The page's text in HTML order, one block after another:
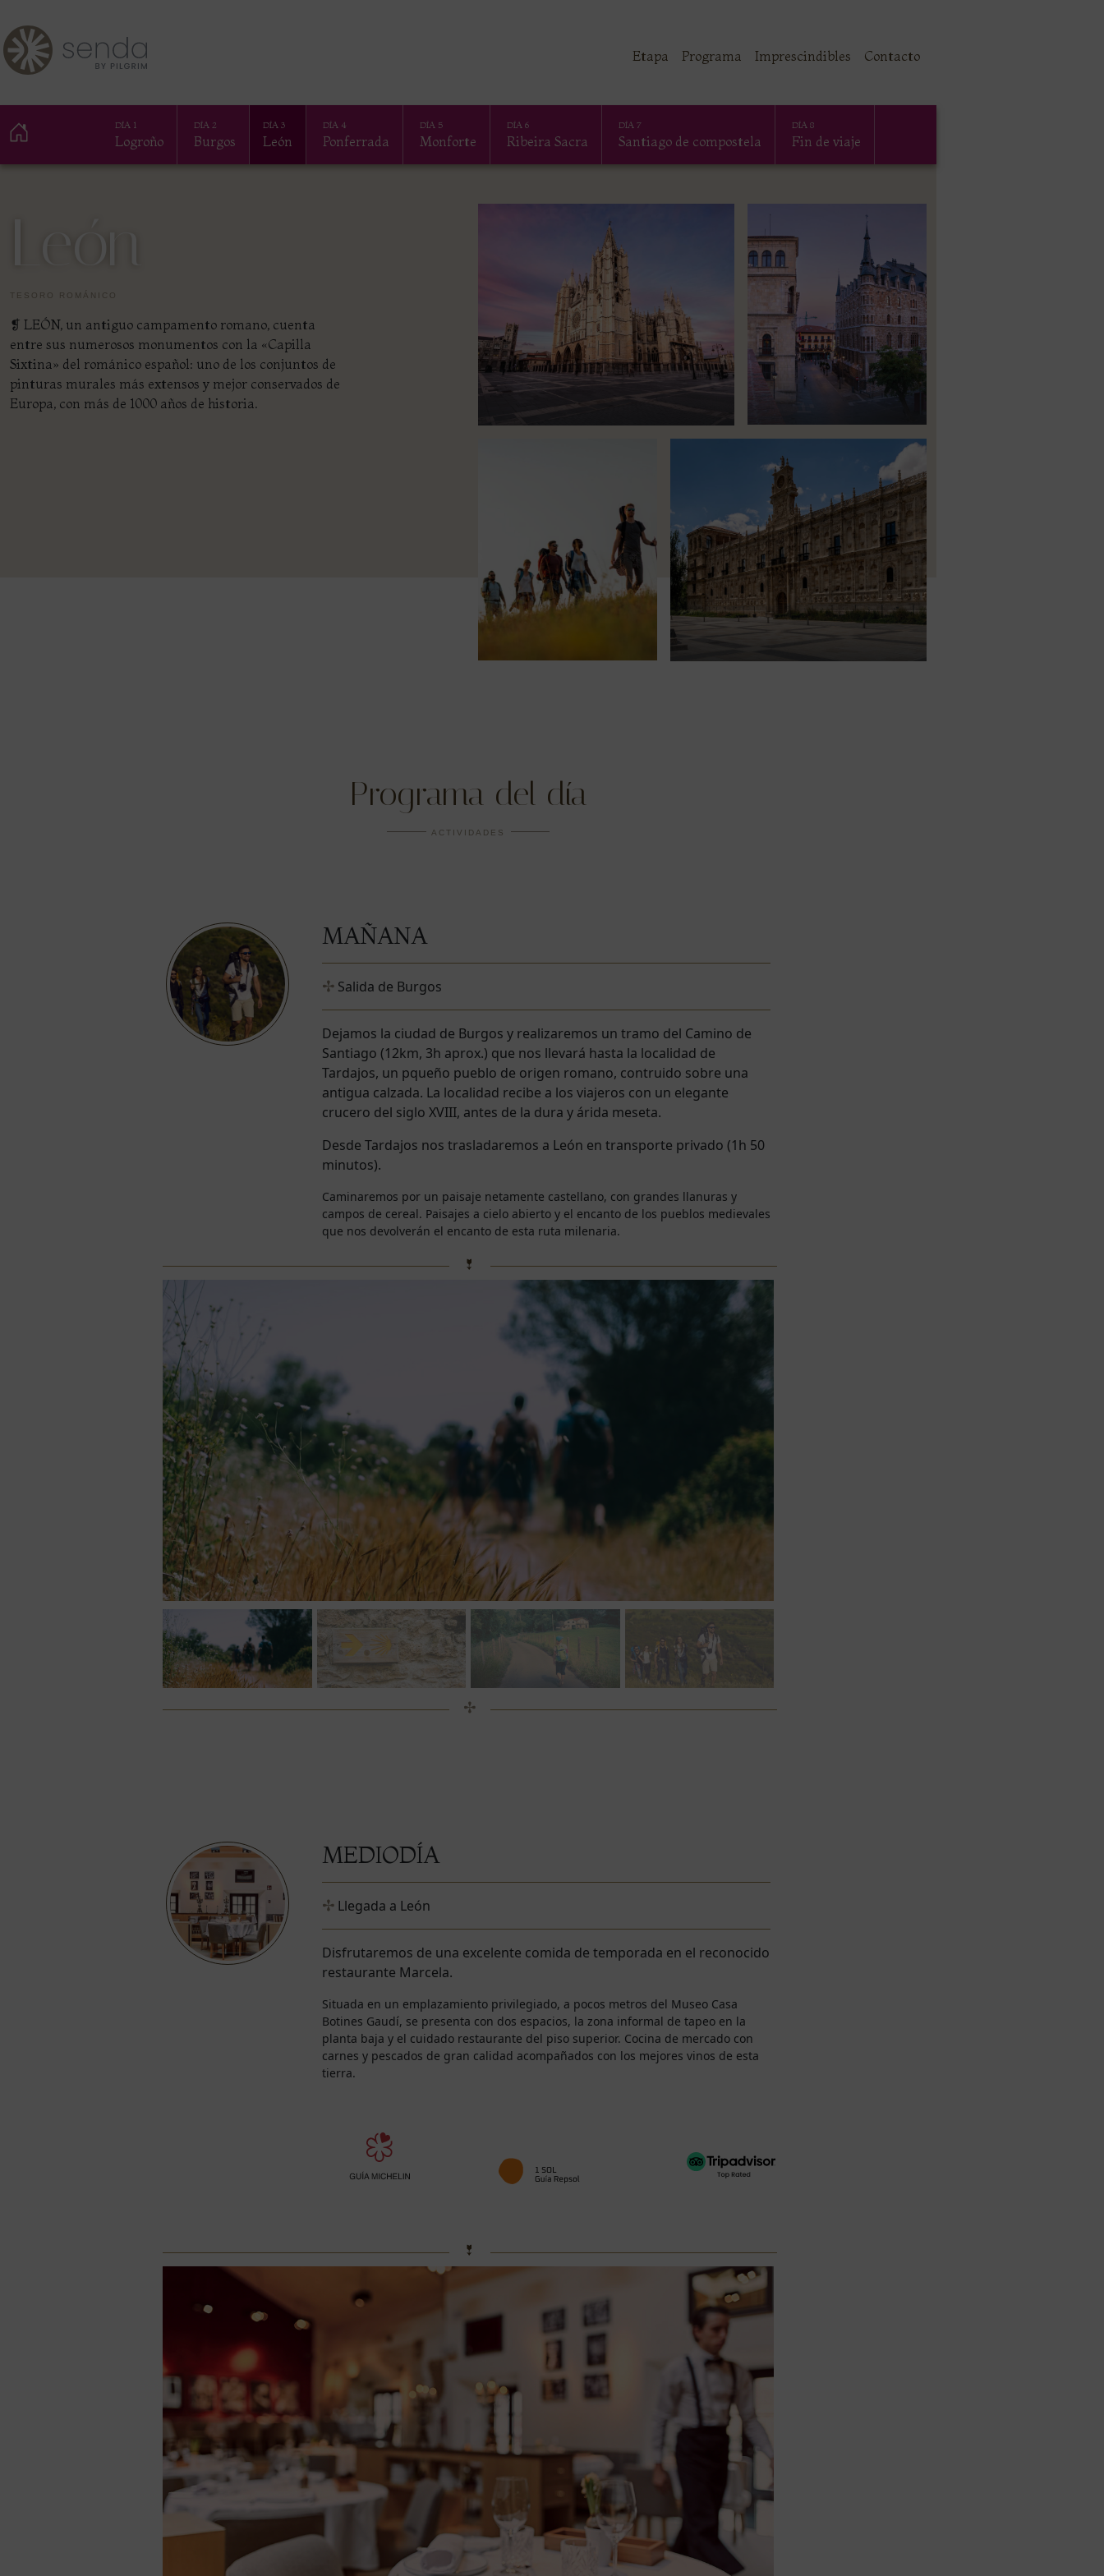
Etapa Programa Imprescindibles Contacto
DÍA 1
Logroño
DÍA 2
Burgos
DÍA 3
León
DÍA 4
Ponferrada
DÍA 5
Monforte
DÍA 6
Ribeira Sacra
DÍA 7
Santiago de compostela
DÍA 8
Fin de viaje
TESORO ROMÁNICO
❡ LEÓN, un antiguo campamento romano, cuenta
entre sus numerosos monumentos con la «Capilla
Sixtina» del románico español: uno de los conjuntos de
pinturas murales más extensos y mejor conservados de
Europa, con más de 1000 años de historia.
Programa del día
ACTIVIDADES
MAÑANA
Salida de Burgos
Dejamos la ciudad de Burgos y realizaremos un tramo del Camino de
Santiago (12km, 3h aprox.) que nos llevará hasta la localidad de
Tardajos, un pqueño pueblo de origen romano, contruido sobre una
antigua calzada. La localidad recibe a los viajeros con un elegante
crucero del siglo XVIII, antes de la dura y árida meseta.
Desde Tardajos nos trasladaremos a León en transporte privado (1h 50
minutos).
Caminaremos por un paisaje netamente castellano, con grandes llanuras y
campos de cereal. Paisajes a cielo abierto y el encanto de los pueblos medievales
que nos devolverán el encanto de esta ruta milenaria.
MEDIODÍA
Llegada a León
Disfrutaremos de una excelente comida de temporada en el reconocido
restaurante Marcela.
Situada en un emplazamiento privilegiado, a pocos metros del Museo Casa
Botines Gaudí, se presenta con dos espacios, la zona informal de tapeo en la
planta baja y el cuidado restaurante del piso superior. Cocina de mercado con
carnes y pescados de gran calidad acompañados con los mejores vinos de esta
tierra.